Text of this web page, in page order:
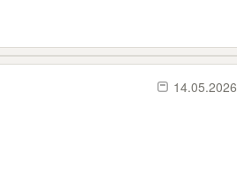
14.05.2026